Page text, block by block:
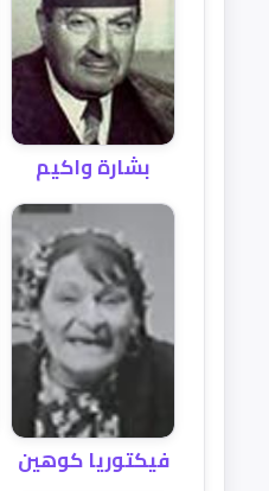
بشارة واكيم
فيكتوريا كوهين